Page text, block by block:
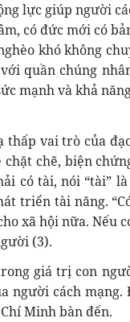
lực giúp người
có đức mới có
khó không
quần chúng
mạnh và khả
thấp vai trò của
chẽ, biện
có tài, nói “tài”
triển tài năng.
xã hội nữa. Nếu
(3).
giá trị con
người cách
Minh bàn đến.